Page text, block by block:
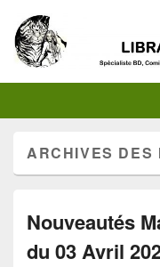
ARCHIVES DES
Nouveautés
du 03 Avril